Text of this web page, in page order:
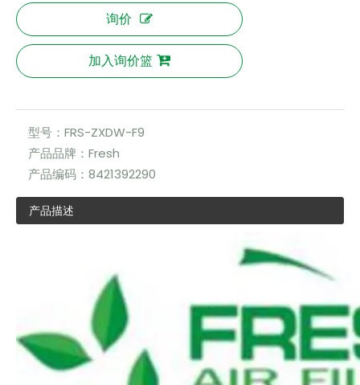
询价
加入询价篮
型号： FRS-ZXDW-F9
产品品牌： Fresh
产品编码： 8421392290
产品描述